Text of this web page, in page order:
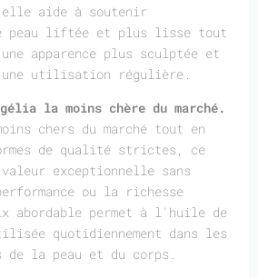
aide à soutenir
peau liftée et plus lisse tout
apparence plus sculptée et
utilisation régulière.
la moins chère du marché.
chers du marché tout en
de qualité strictes, ce
exceptionnelle sans
ou la richesse
abordable permet à l'huile de
quotidiennement dans les
de la peau et du corps.